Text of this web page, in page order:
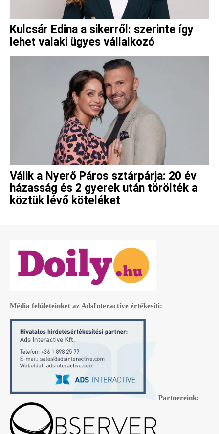
Kulcsár Edina a sikerről: szerinte így
lehet valaki ügyes vállalkozó
Válik a Nyerő Páros sztárpárja: 20 év
házasság és 2 gyerek után törölték a
köztük lévő köteléket
Média felületeinket az AdsInteractive értékesíti:
Partnereink: